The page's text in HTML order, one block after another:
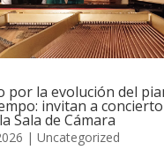
por la evolución del
invitan a concierto
Sala de Cámara
| Uncategorized